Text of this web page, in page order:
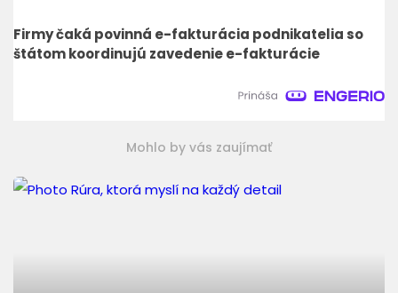
Firmy čaká povinná e-fakturácia podnikatelia so
štátom koordinujú zavedenie e-fakturácie
Mohlo by vás zaujímať